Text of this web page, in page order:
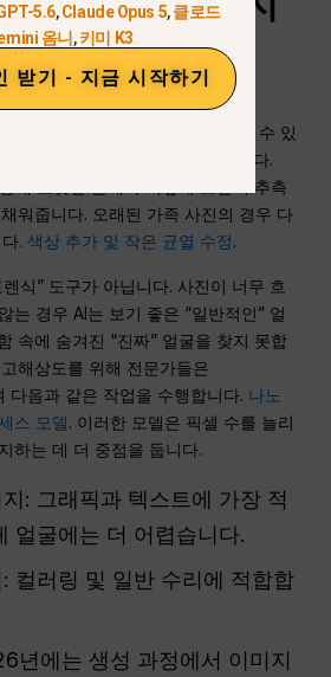
있나요?
로 흐릿한 사진을 선명하게 만들 수 있
대답은 '예'이지만 문제가 있습니다.
해 흐릿한 물체가 어떻게 보일지 추측
워줍니다. 오래된 가족 사진의 경우 다
. 색상 추가 및 작은 균열 수정.
식” 도구가 아닙니다. 사진이 너무 흐
는 경우 AI는 보기 좋은 “일반적인” 얼
속에 숨겨진 “진짜” 얼굴을 찾지 못합
해상도를 위해 전문가들은
다음과 같은 작업을 수행합니다. 나노
스 모델. 이러한 모델은 픽셀 수를 늘리
하는 데 더 중점을 둡니다.
: 그래픽과 텍스트에 가장 적
얼굴에는 더 어렵습니다.
컬러링 및 일반 수리에 적합합
년에는 생성 과정에서 이미지
5.6,Claude Opus 5,클로드
옴니 ,키미 K3
받기 - 지금 시작하기